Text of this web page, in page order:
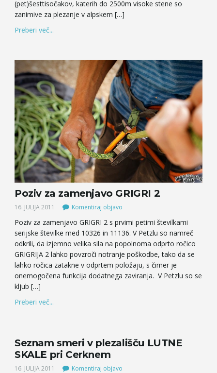
(pet)šesttisočakov, katerih do 2500m visoke stene so
zanimive za plezanje v alpskem […]
Preberi več...
Poziv za zamenjavo GRIGRI 2
16. JULIJA 2011 Komentiraj objavo
Poziv za zamenjavo GRIGRI 2 s prvimi petimi številkami
serijske številke med 10326 in 11136. V Petzlu so namreč
odkrili, da izjemno velika sila na popolnoma odprto ročico
GRIGRIJA 2 lahko povzroči notranje poškodbe, tako da se
lahko ročica zatakne v odprtem položaju, s čimer je
onemogočena funkcija dodatnega zaviranja. V Petzlu so se
kljub […]
Preberi več...
Seznam smeri v plezališču LUTNE
SKALE pri Cerknem
16. JULIJA 2011 Komentiraj objavo